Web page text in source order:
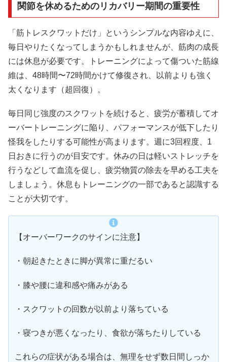
関節を休めるためのリカバリー期間の重要性
「筋トレスクワットだけ」というシンプルな内容ゆえに、
毎日やりたくなってしまうかもしれませんが、筋肉の成長
には休息が必要です。トレーニングによって傷ついた筋線
維は、48時間〜72時間かけて修復され、以前よりも強く
太くなります（超回復）。
毎日同じ強度のスクワットを続けると、疲労が蓄積してオ
ーバートレーニングに陥り、パフォーマンスが低下したり
怪我をしたりする可能性が高まります。週に3回程度、1
日おきに行うのが目安です。休みの日は軽いストレッチを
行うなどして血流を促し、疲労物質の除去を早める工夫を
しましょう。休息もトレーニングの一部であると認識する
ことが大切です。
【オーバーワークのサインに注意】
・朝起きたときに脚が異常に重だるい
・膝や腰に違和感や痛みがある
・スクワットの回数が以前より落ちている
・寝つきが悪くなったり、食欲が落ちたりしている
これらの症状がある場合は、無理をせず数日間しっか